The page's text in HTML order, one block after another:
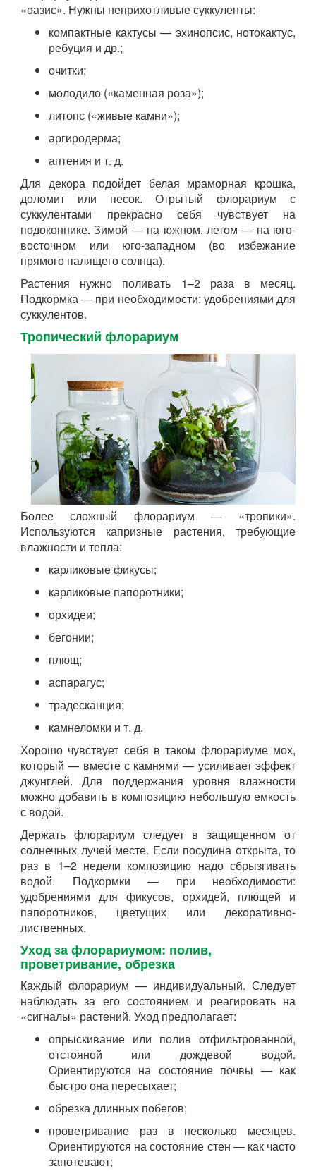
«оазис». Нужны неприхотливые суккуленты:
компактные кактусы — эхинопсис, нотокактус,
ребуция и др.;
очитки;
молодило («каменная роза»);
литопс («живые камни»);
аргиродерма;
аптения и т. д.
Для декора подойдет белая мраморная крошка,
доломит или песок. Отрытый флорариум с
суккулентами прекрасно себя чувствует на
подоконнике. Зимой — на южном, летом — на юго-
восточном или юго-западном (во избежание
прямого палящего солнца).
Растения нужно поливать 1–2 раза в месяц.
Подкормка — при необходимости: удобрениями для
суккулентов.
Тропический флорариум
Более сложный флорариум — «тропики».
Используются капризные растения, требующие
влажности и тепла:
карликовые фикусы;
карликовые папоротники;
орхидеи;
бегонии;
плющ;
аспарагус;
традесканция;
камнеломки и т. д.
Хорошо чувствует себя в таком флорариуме мох,
который — вместе с камнями — усиливает эффект
джунглей. Для поддержания уровня влажности
можно добавить в композицию небольшую емкость
с водой.
Держать флорариум следует в защищенном от
солнечных лучей месте. Если посудина открыта, то
раз в 1–2 недели композицию надо сбрызгивать
водой. Подкормки — при необходимости:
удобрениями для фикусов, орхидей, плющей и
папоротников, цветущих или декоративно-
лиственных.
Уход за флорариумом: полив,
проветривание, обрезка
Каждый флорариум — индивидуальный. Следует
наблюдать за его состоянием и реагировать на
«сигналы» растений. Уход предполагает:
опрыскивание или полив отфильтрованной,
отстояной или дождевой водой.
Ориентируются на состояние почвы — как
быстро она пересыхает;
обрезка длинных побегов;
проветривание раз в несколько месяцев.
Ориентируются на состояние стен — как часто
запотевают;